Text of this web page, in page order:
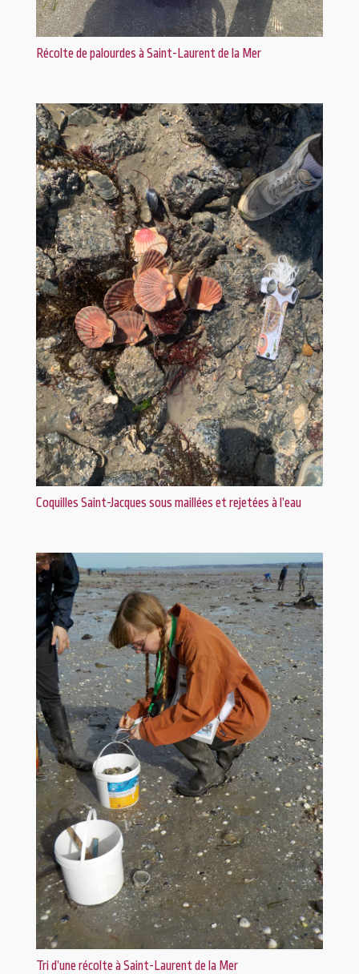
Récolte de palourdes à Saint-Laurent de la Mer
Coquilles Saint-Jacques sous maillées et rejetées à l’eau
Tri d’une récolte à Saint-Laurent de la Mer